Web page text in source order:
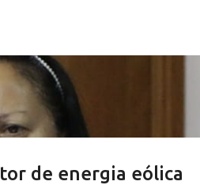
de energia eólica